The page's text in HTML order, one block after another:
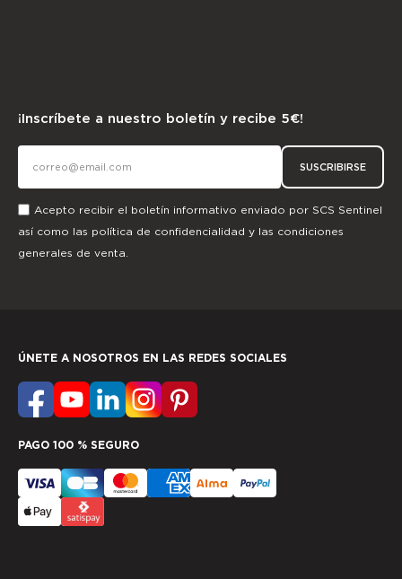
¡Inscríbete a nuestro boletín y recibe 5€!
SUSCRIBIRSE
Acepto recibir el boletín informativo enviado por SCS Sentinel
así como las política de confidencialidad y las condiciones
generales de venta.
ÚNETE A NOSOTROS EN LAS REDES SOCIALES
PAGO 100 % SEGURO